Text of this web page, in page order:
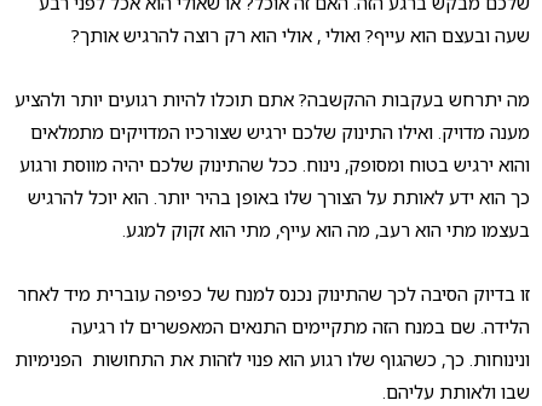
שעה ובעצם הוא עייף? ואולי , אולי הוא רק רוצה להרגיש אותך?
מה יתרחש בעקבות ההקשבה? אתם תוכלו להיות רגועים יותר ולהציע
מענה מדויק. ואילו התינוק שלכם ירגיש שצורכיו המדויקים מתמלאים
והוא ירגיש בטוח ומסופק, נינוח. ככל שהתינוק שלכם יהיה מווסת ורגוע
כך הוא ידע לאותת על הצורך שלו באופן בהיר יותר. הוא יוכל להרגיש
בעצמו מתי הוא רעב, מה הוא עייף, מתי הוא זקוק למגע.
זו בדיוק הסיבה לכך שהתינוק נכנס למנח של כפיפה עוברית מיד לאחר
הלידה. שם במנח הזה מתקיימים התנאים המאפשרים לו רגיעה
ונינוחות. כך, כשהגוף שלו רגוע הוא פנוי לזהות את התחושות הפנימיות
שבו ולאותת עליהם.